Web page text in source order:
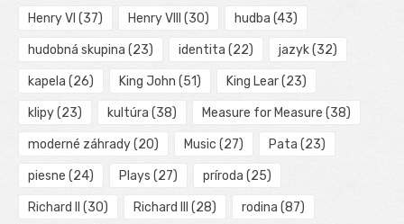
Henry VI (37) Henry VIII (30) hudba (43)
hudobná skupina (23) identita (22) jazyk(32)
kapela (26) King John (51) King Lear(23)
klipy(23) kultúra (38) Measure for Measure (38)
moderné záhrady(20) Music (27) Pata (23)
piesne (24) Plays (27) príroda (25)
Richard II (30) Richard III (28) rodina (87)